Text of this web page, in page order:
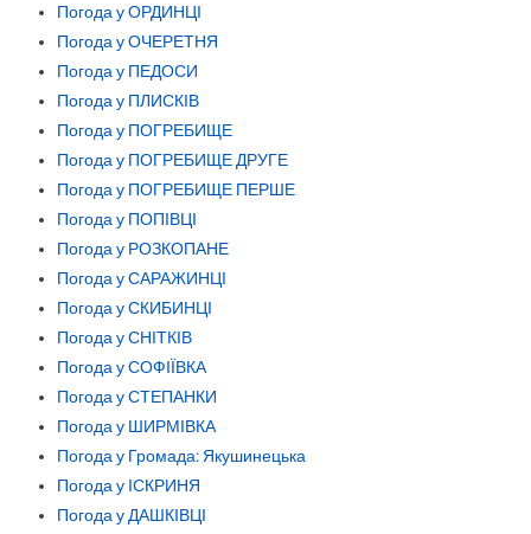
Погода у ОРДИНЦІ
Погода у ОЧЕРЕТНЯ
Погода у ПЕДОСИ
Погода у ПЛИСКІВ
Погода у ПОГРЕБИЩЕ
Погода у ПОГРЕБИЩЕ ДРУГЕ
Погода у ПОГРЕБИЩЕ ПЕРШЕ
Погода у ПОПІВЦІ
Погода у РОЗКОПАНЕ
Погода у САРАЖИНЦІ
Погода у СКИБИНЦІ
Погода у СНІТКІВ
Погода у СОФІЇВКА
Погода у СТЕПАНКИ
Погода у ШИРМІВКА
Погода у Громада: Якушинецька
Погода у ІСКРИНЯ
Погода у ДАШКІВЦІ